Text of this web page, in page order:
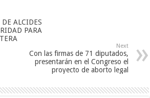
DE ALCIDES
PARA
Next
Con las firmas de 71 diputados,
presentarán en el Congreso el
proyecto de aborto legal